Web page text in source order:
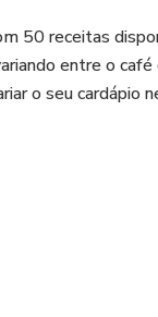
50 receitas
entre o
o seu